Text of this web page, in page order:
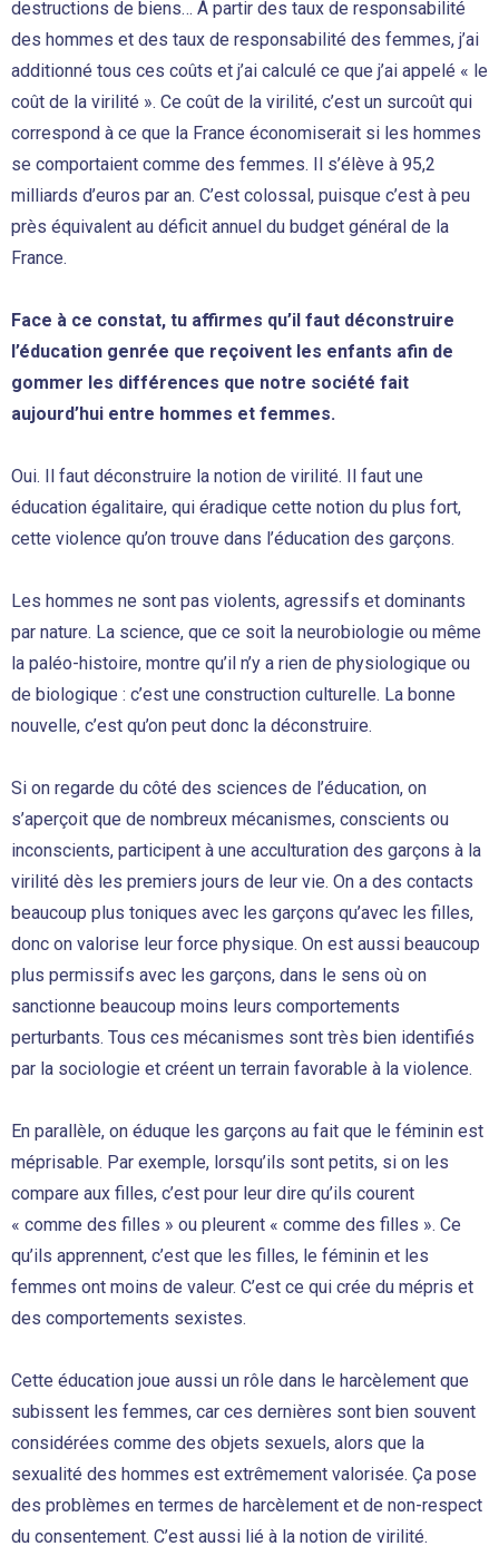
destructions de biens… À partir des taux de responsabilité
des hommes et des taux de responsabilité des femmes, j’ai
additionné tous ces coûts et j’ai calculé ce que j’ai appelé « le
coût de la virilité ». Ce coût de la virilité, c’est un surcoût qui
correspond à ce que la France économiserait si les hommes
se comportaient comme des femmes. Il s’élève à 95,2
milliards d’euros par an. C’est colossal, puisque c’est à peu
près équivalent au déficit annuel du budget général de la
France.
Face à ce constat, tu affirmes qu’il faut déconstruire
l’éducation genrée que reçoivent les enfants afin de
gommer les différences que notre société fait
aujourd’hui entre hommes et femmes.
Oui. Il faut déconstruire la notion de virilité. Il faut une
éducation égalitaire, qui éradique cette notion du plus fort,
cette violence qu’on trouve dans l’éducation des garçons.
Les hommes ne sont pas violents, agressifs et dominants
par nature. La science, que ce soit la neurobiologie ou même
la paléo-histoire, montre qu’il n’y a rien de physiologique ou
de biologique : c’est une construction culturelle. La bonne
nouvelle, c’est qu’on peut donc la déconstruire.
Si on regarde du côté des sciences de l’éducation, on
s’aperçoit que de nombreux mécanismes, conscients ou
inconscients, participent à une acculturation des garçons à la
virilité dès les premiers jours de leur vie. On a des contacts
beaucoup plus toniques avec les garçons qu’avec les filles,
donc on valorise leur force physique. On est aussi beaucoup
plus permissifs avec les garçons, dans le sens où on
sanctionne beaucoup moins leurs comportements
perturbants. Tous ces mécanismes sont très bien identifiés
par la sociologie et créent un terrain favorable à la violence.
En parallèle, on éduque les garçons au fait que le féminin est
méprisable. Par exemple, lorsqu’ils sont petits, si on les
compare aux filles, c’est pour leur dire qu’ils courent
« comme des filles » ou pleurent « comme des filles ». Ce
qu’ils apprennent, c’est que les filles, le féminin et les
femmes ont moins de valeur. C’est ce qui crée du mépris et
des comportements sexistes.
Cette éducation joue aussi un rôle dans le harcèlement que
subissent les femmes, car ces dernières sont bien souvent
considérées comme des objets sexuels, alors que la
sexualité des hommes est extrêmement valorisée. Ça pose
des problèmes en termes de harcèlement et de non-respect
du consentement. C’est aussi lié à la notion de virilité.